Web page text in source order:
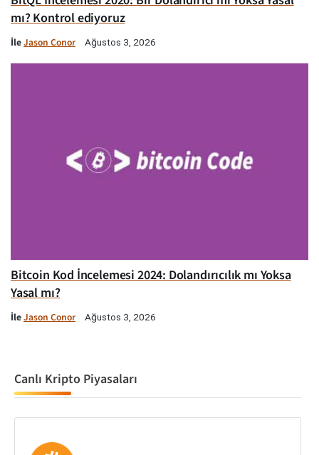
mı? Kontrol ediyoruz
İleJason Conor Ağustos 3, 2026
Bitcoin Kod İncelemesi 2024: Dolandırıcılık mı Yoksa
Yasal mı?
İleJason Conor Ağustos 3, 2026
Canlı Kripto Piyasaları